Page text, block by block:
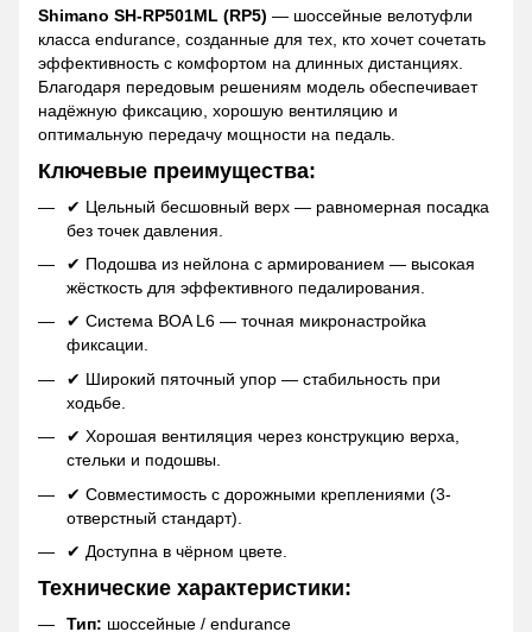
Shimano SH-RP501ML (RP5) — шоссейные велотуфли
класса endurance, созданные для тех, кто хочет сочетать
эффективность с комфортом на длинных дистанциях.
Благодаря передовым решениям модель обеспечивает
надёжную фиксацию, хорошую вентиляцию и
оптимальную передачу мощности на педаль.
Ключевые преимущества:
✔ Цельный бесшовный верх — равномерная посадка
без точек давления.
✔ Подошва из нейлона с армированием — высокая
жёсткость для эффективного педалирования.
✔ Система BOA L6 — точная микронастройка
фиксации.
✔ Широкий пяточный упор — стабильность при
ходьбе.
✔ Хорошая вентиляция через конструкцию верха,
стельки и подошвы.
✔ Совместимость с дорожными креплениями (3-
отверстный стандарт).
✔ Доступна в чёрном цвете.
Технические характеристики:
Тип: шоссейные / endurance